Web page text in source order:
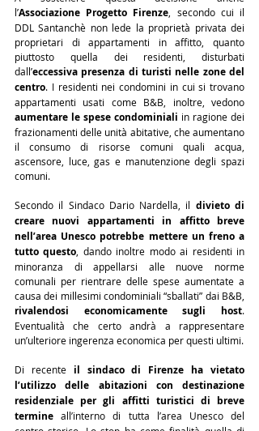
l’Associazione Progetto Firenze, secondo cui il
DDL Santanchè non lede la proprietà privata dei
proprietari di appartamenti in affitto, quanto
piuttosto quella dei residenti, disturbati
dall’eccessiva presenza di turisti nelle zone del
centro. I residenti nei condomini in cui si trovano
aumentare le spese condominiali in ragione dei
frazionamenti delle unità abitative, che aumentano
il consumo di risorse comuni quali acqua,
ascensore, luce, gas e manutenzione degli spazi
comuni.
Secondo il Sindaco Dario Nardella, il divieto di
creare nuovi appartamenti in affitto breve
nell’area Unesco potrebbe mettere un freno a
tutto questo, dando inoltre modo ai residenti in
minoranza di appellarsi alle nuove norme
comunali per rientrare delle spese aumentate a
rivalendosi economicamente sugli host.
Eventualità che certo andrà a rappresentare
un’ulteriore ingerenza economica per questi ultimi.
Di recente il sindaco di Firenze ha vietato
l’utilizzo delle abitazioni con destinazione
residenziale per gli affitti turistici di breve
termine all’interno di tutta l’area Unesco del